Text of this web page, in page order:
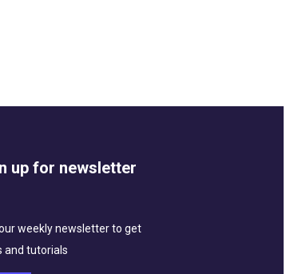
up for newsletter
weekly newsletter to get
and tutorials